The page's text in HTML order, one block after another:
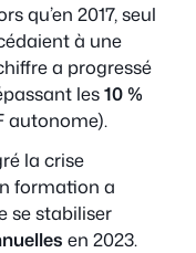
qu’en 2017, seul
à une
a progressé
les10 %
autonome).
la crise
formation a
se stabiliser
en 2023.